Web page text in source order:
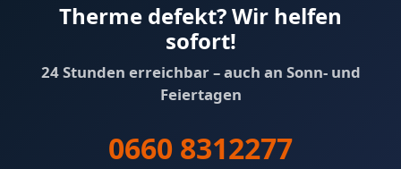
Therme defekt? Wir helfen
sofort!
24 Stunden erreichbar – auch an Sonn- und
Feiertagen
0660 8312277